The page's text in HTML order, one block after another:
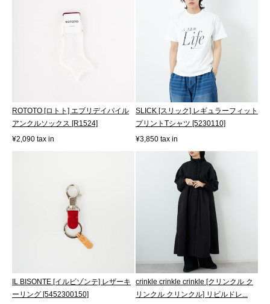
ROTOTO [ロトト] エブリデイパイル
アンクルソックス [R1524]
¥2,090 tax in
SLICK [スリック] レギュラーフィット
プリントTシャツ [5230110]
¥3,850 tax in
IL BISONTE [イルビゾンテ] レザーキ
ーリング [5452300150]
crinkle crinkle crinkle [クリンクル ク
リンクル クリンクル] リビルドレ...